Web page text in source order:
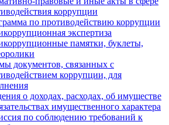
коррупции
по противодействию коррупции
экспертиза
памятки, буклеты,
документов, связанных с
коррупции, для
о доходах, расходах, об имуществе
имущественного характера
по соблюдению требований к